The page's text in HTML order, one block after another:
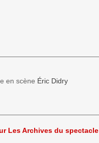
en scène Éric Didry
Les Archives du spectacle